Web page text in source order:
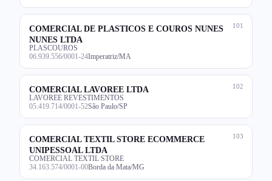
101
COMERCIAL DE PLASTICOS E COUROS NUNES
NUNES LTDA
PLASCOUROS
06.939.556/0001-24Imperatriz/MA
102
COMERCIAL LAVOREE LTDA
LAVOREE REVESTIMENTOS
05.419.714/0001-52São Paulo/SP
103
COMERCIAL TEXTIL STORE ECOMMERCE
UNIPESSOAL LTDA
COMERCIAL TEXTIL STORE
34.163.574/0001-00Borda da Mata/MG